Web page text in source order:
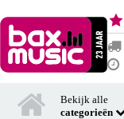
Bekijk alle
categorieën